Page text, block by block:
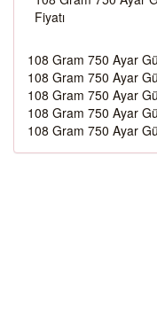
Fiyatı
108 Gram 750 Ayar
108 Gram 750 Ayar
108 Gram 750 Ayar
108 Gram 750 Ayar
108 Gram 750 Ayar